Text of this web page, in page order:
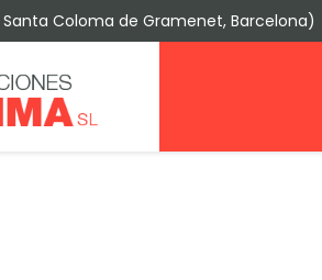
Coloma de Gramenet, Barcelona)